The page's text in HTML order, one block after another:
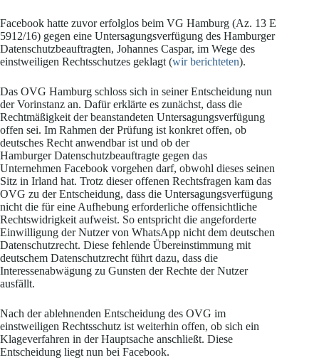
Facebook hatte zuvor erfolglos beim VG Hamburg (Az. 13 E
5912/16) gegen eine Untersagungsverfügung des Hamburger
Datenschutzbeauftragten, Johannes Caspar, im Wege des
einstweiligen Rechtsschutzes geklagt (wir berichteten).
Das OVG Hamburg schloss sich in seiner Entscheidung nun
der Vorinstanz an. Dafür erklärte es zunächst, dass die
Rechtmäßigkeit der beanstandeten Untersagungsverfügung
offen sei. Im Rahmen der Prüfung ist konkret offen, ob
deutsches Recht anwendbar ist und ob der
Hamburger Datenschutzbeauftragte gegen das
Unternehmen Facebook vorgehen darf, obwohl dieses seinen
Sitz in Irland hat. Trotz dieser offenen Rechtsfragen kam das
OVG zu der Entscheidung, dass die Untersagungsverfügung
nicht die für eine Aufhebung erforderliche offensichtliche
Rechtswidrigkeit aufweist. So entspricht die angeforderte
Einwilligung der Nutzer von WhatsApp nicht dem deutschen
Datenschutzrecht. Diese fehlende Übereinstimmung mit
deutschem Datenschutzrecht führt dazu, dass die
Interessenabwägung zu Gunsten der Rechte der Nutzer
ausfällt.
Nach der ablehnenden Entscheidung des OVG im
einstweiligen Rechtsschutz ist weiterhin offen, ob sich ein
Klageverfahren in der Hauptsache anschließt. Diese
Entscheidung liegt nun bei Facebook.